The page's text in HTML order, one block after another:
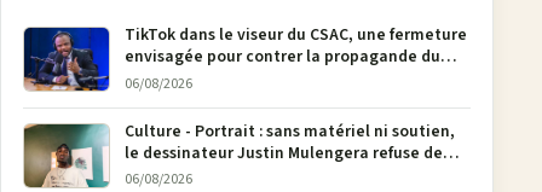
TikTok dans le viseur du CSAC, une fermeture
envisagée pour contrer la propagande du
M23
06/08/2026
Culture - Portrait : sans matériel ni soutien,
le dessinateur Justin Mulengera refuse de
poser son crayon
06/08/2026